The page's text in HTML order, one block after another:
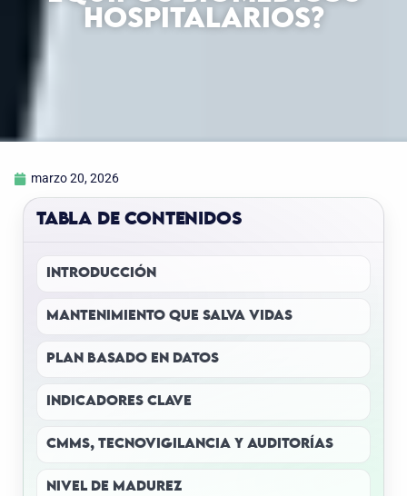
HOSPITALARIOS?
marzo 20, 2026
TABLA DE CONTENIDOS
INTRODUCCIÓN
MANTENIMIENTO QUE SALVA VIDAS
PLAN BASADO EN DATOS
INDICADORES CLAVE
CMMS, TECNOVIGILANCIA Y AUDITORÍAS
NIVEL DE MADUREZ